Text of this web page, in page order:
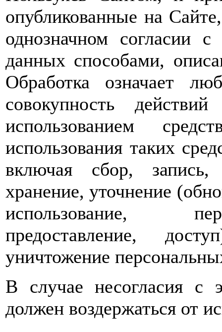
опубликованные на
однозначном согласии
данных способами,
Обработка означает
совокупность
использованием
использования таких
включая сбор, запись,
хранение, уточнение
использование,
предоставление,
уничтожение
В случае несогласия с
должен воздержаться от